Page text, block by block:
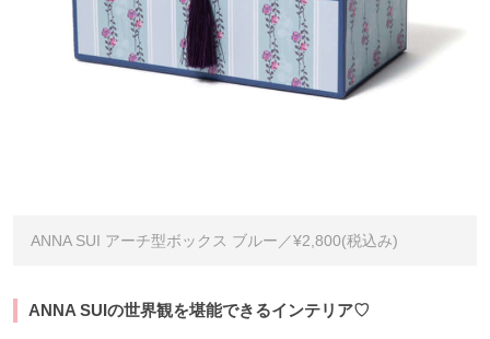
ANNA SUI アーチ型ボックス ブルー／¥2,800(税込み)
ANNA SUIの世界観を堪能できるインテリア♡